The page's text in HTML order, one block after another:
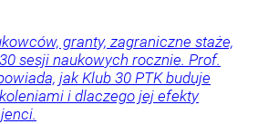
granty, zagraniczne staże,
sesji naukowych rocznie. Prof.
jak Klub 30 PTK buduje
i dlaczego jej efekty